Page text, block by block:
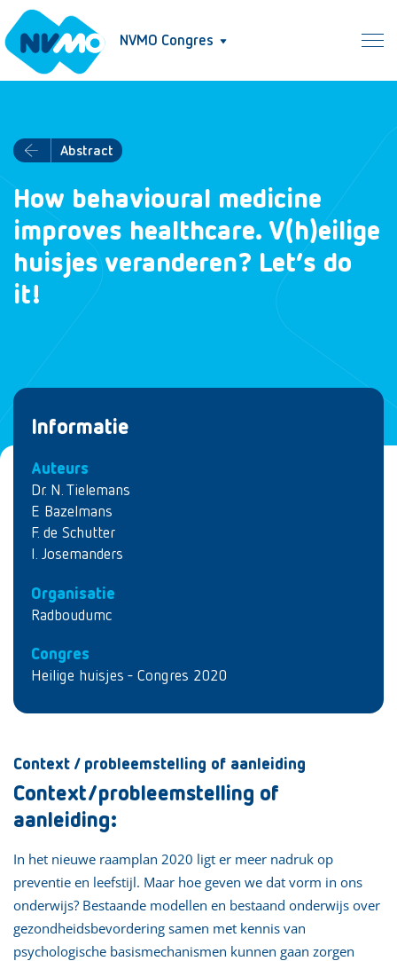
NVMO Congres
Abstract
How behavioural medicine
improves healthcare. V(h)eilige
huisjes veranderen? Let’s do
it!
Informatie
Auteurs
Dr. N. Tielemans
E Bazelmans
F. de Schutter
I. Josemanders
Organisatie
Radboudumc
Congres
Heilige huisjes - Congres 2020
Context / probleemstelling of aanleiding
Context/probleemstelling of
aanleiding:
In het nieuwe raamplan 2020 ligt er meer nadruk op
preventie en leefstijl. Maar hoe geven we dat vorm in ons
onderwijs? Bestaande modellen en bestaand onderwijs over
gezondheidsbevordering samen met kennis van
psychologische basismechanismen kunnen gaan zorgen